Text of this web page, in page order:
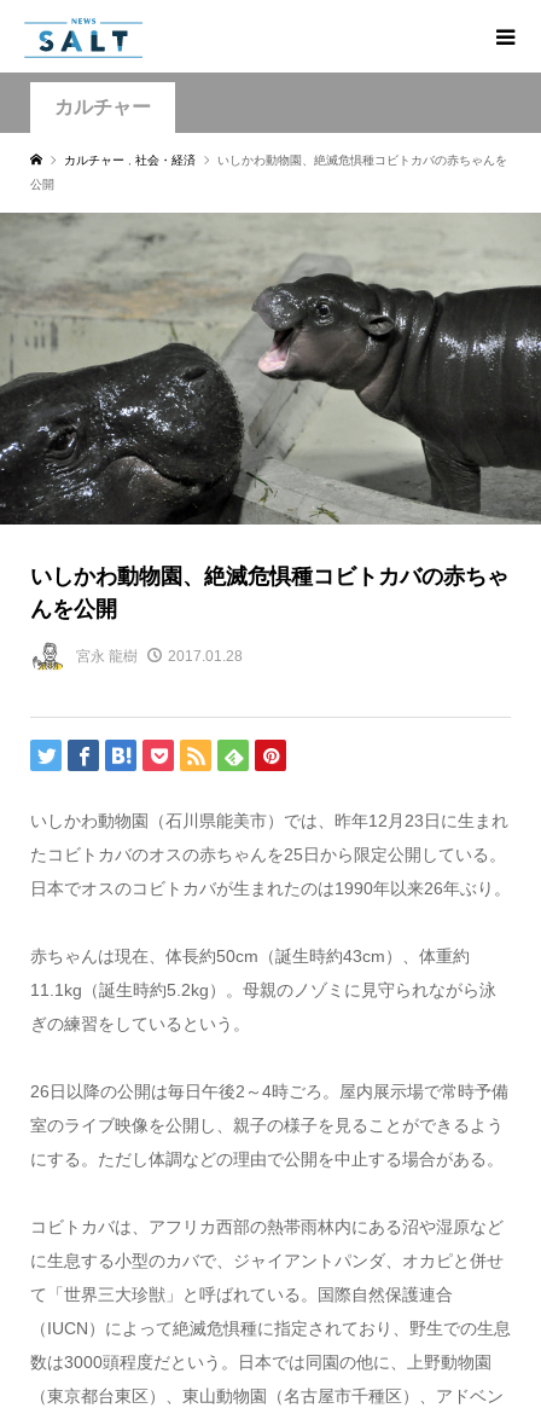
カルチャー
カルチャー 社会・経済
いしかわ動物園、絶滅危惧種コビトカバの赤ちゃんを
公開
いしかわ動物園、絶滅危惧種コビトカバの赤ちゃ
んを公開
宮永 龍樹 2017.01.28
いしかわ動物園（石川県能美市）では、昨年12月23日に生まれ
たコビトカバのオスの赤ちゃんを25日から限定公開している。
日本でオスのコビトカバが生まれたのは1990年以来26年ぶり。
赤ちゃんは現在、体長約50cm（誕生時約43cm）、体重約
11.1kg（誕生時約5.2kg）。母親のノゾミに見守られながら泳
ぎの練習をしているという。
26日以降の公開は毎日午後2～4時ごろ。屋内展示場で常時予備
室のライブ映像を公開し、親子の様子を見ることができるよう
にする。ただし体調などの理由で公開を中止する場合がある。
コビトカバは、アフリカ西部の熱帯雨林内にある沼や湿原など
に生息する小型のカバで、ジャイアントパンダ、オカピと併せ
て「世界三大珍獣」と呼ばれている。国際自然保護連合
（IUCN）によって絶滅危惧種に指定されており、野生での生息
数は3000頭程度だという。日本では同園の他に、上野動物園
（東京都台東区）、東山動物園（名古屋市千種区）、アドベン